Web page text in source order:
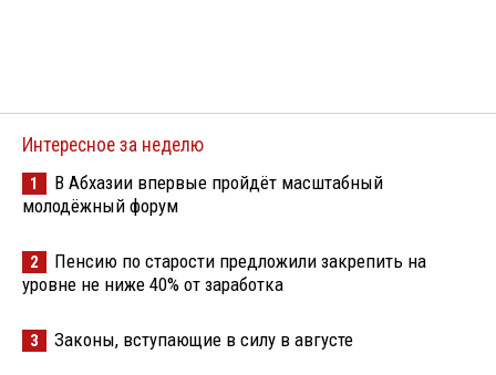
Интересное за неделю
1
В Абхазии впервые пройдёт масштабный
молодёжный форум
2
Пенсию по старости предложили закрепить на
уровне не ниже 40% от заработка
3 Законы, вступающие в силу в августе